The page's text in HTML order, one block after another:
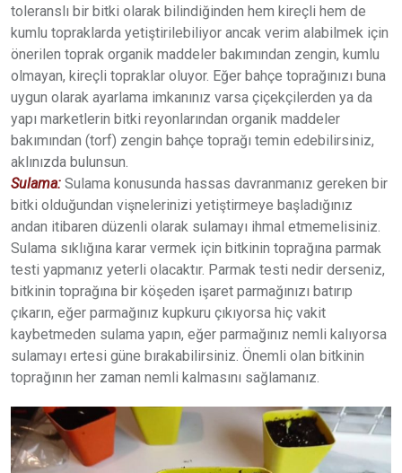
toleranslı bir bitki olarak bilindiğinden hem kireçli hem de
kumlu topraklarda yetiştirilebiliyor ancak verim alabilmek için
önerilen toprak organik maddeler bakımından zengin, kumlu
olmayan, kireçli topraklar oluyor. Eğer bahçe toprağınızı buna
uygun olarak ayarlama imkanınız varsa çiçekçilerden ya da
yapı marketlerin bitki reyonlarından organik maddeler
bakımından (torf) zengin bahçe toprağı temin edebilirsiniz,
aklınızda bulunsun.
Sulama: Sulama konusunda hassas davranmanız gereken bir
bitki olduğundan vişnelerinizi yetiştirmeye başladığınız
andan itibaren düzenli olarak sulamayı ihmal etmemelisiniz.
Sulama sıklığına karar vermek için bitkinin toprağına parmak
testi yapmanız yeterli olacaktır. Parmak testi nedir derseniz,
bitkinin toprağına bir köşeden işaret parmağınızı batırıp
çıkarın, eğer parmağınız kupkuru çıkıyorsa hiç vakit
kaybetmeden sulama yapın, eğer parmağınız nemli kalıyorsa
sulamayı ertesi güne bırakabilirsiniz. Önemli olan bitkinin
toprağının her zaman nemli kalmasını sağlamanız.